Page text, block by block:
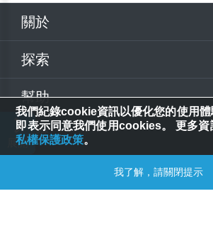
關於
探索
幫助
追蹤
© 2025 Spring House Entertainment Tech. Inc.
我們紀錄cookie資訊以優化您的使用
即表示同意我們使用cookies。 更多資
私權保護政策。
我了解，請關閉提示